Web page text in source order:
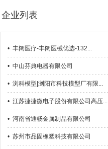
企业列表
• 丰阔医疗-丰阔医械优选-132...
• 中山芬典电器有限公司
• 浏科模型|浏阳市科技模型厂有限...
• 江苏捷捷微电子股份有限公司高压...
• 河南省通畅金属制品有限公司
• 苏州市品固橡塑科技有限公司